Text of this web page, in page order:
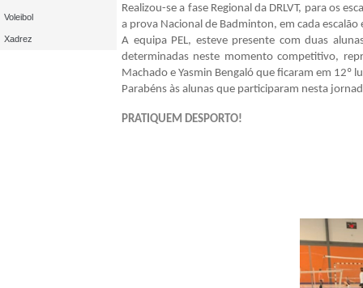
Realizou-se a fase Regional da DRLVT, para os
a prova Nacional de Badminton, em cada escalão
A equipa PEL, esteve presente com duas
determinadas neste momento competitivo,
Machado e Yasmin Bengaló que ficaram em 12º
Parabéns às alunas que participaram nesta
PRATIQUEM DESPORTO!
Voleibol
Xadrez